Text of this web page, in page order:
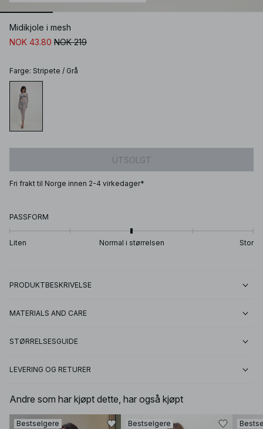
Midikjole i mesh
NOK 43.80 NOK 219
Farge: Stripete / Grå
UTSOLGT
Fri frakt til Norge innen 2-4 virkedager*
PASSFORM
Liten Normal i størrelsen Stor
PRODUKTBESKRIVELSE
MATERIALS AND CARE
STØRRELSESGUIDE
LEVERING OG RETURER
Andre som har kjøpt dette, har også kjøpt
Bestselgere Bestselgere